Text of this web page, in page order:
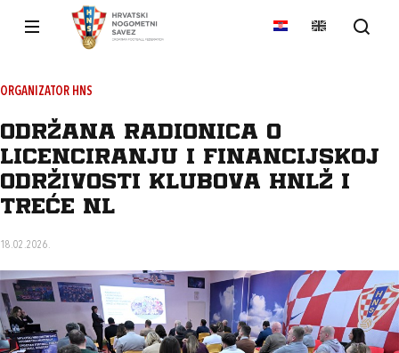
ORGANIZATOR HNS
Održana radionica o
licenciranju i financijskoj
održivosti klubova HNLŽ i
Treće NL
18.02.2026.